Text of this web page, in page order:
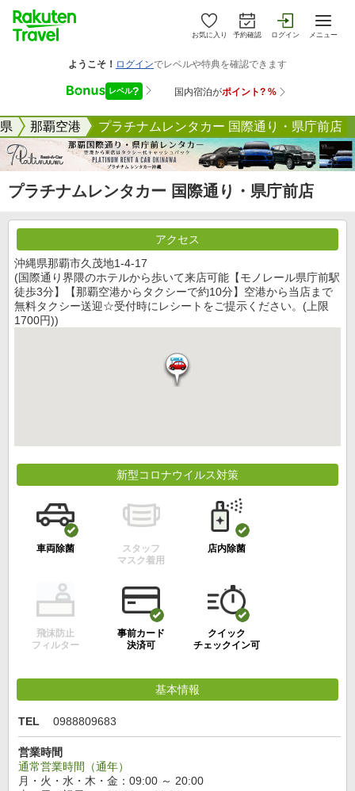
お気に入り 予約確認 ログイン メニュー
那覇空港 プラチナムレンタカー 国際通り・県庁前店
プラチナムレンタカー 国際通り・県庁前店
アクセス
沖縄県那覇市久茂地1-4-17
(国際通り界隈のホテルから歩いて来店可能【モノレール県庁前駅
徒歩3分】【那覇空港からタクシーで約10分】空港から当店まで
無料タクシー送迎☆受付時にレシートをご提示ください。(上限
1700円))
新型コロナウイルス対策
車両除菌
スタッフ
マスク着用
店内除菌
飛沫防止
フィルター
事前カード
決済可
クイック
チェックイン可
基本情報
TEL 0988809683
営業時間
通常営業時間（通年）
月・火・水・木・金：09:00 ～ 20:00